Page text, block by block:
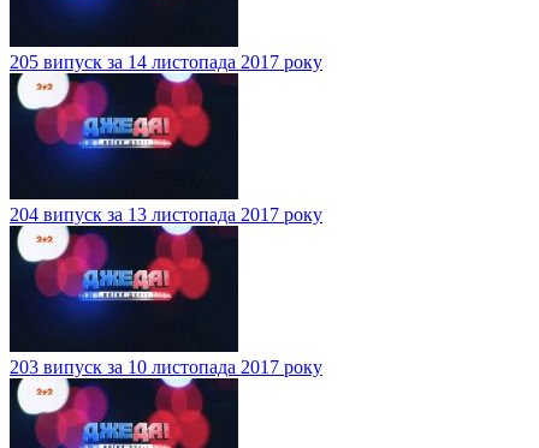
205 випуск за 14 листопада 2017 року
204 випуск за 13 листопада 2017 року
203 випуск за 10 листопада 2017 року